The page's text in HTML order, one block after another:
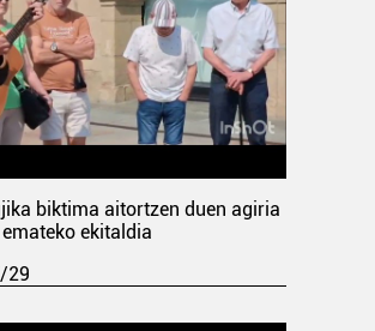
biktima aitortzen duen agiria
ekitaldia
29